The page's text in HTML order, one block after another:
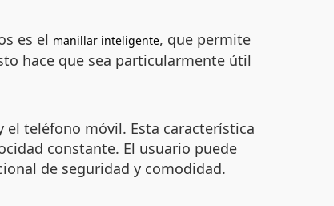
es el manillar inteligente, que permite
hace que sea particularmente útil
teléfono móvil. Esta característica
constante. El usuario puede
de seguridad y comodidad.